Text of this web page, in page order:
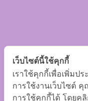
เว็บไซต์นี้ใช้คุกกี้
เราใช้คุกกี้เพื่อเพิ่มป
การใช้งานเว็บไซต์
การใช้คุกกี้ได้ โดยค